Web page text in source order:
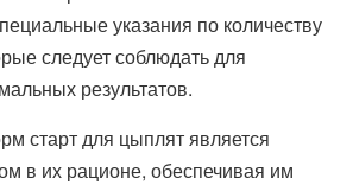
указания по количеству
следует соблюдать для
результатов.
старт для цыплят является
в их рационе, обеспечивая им